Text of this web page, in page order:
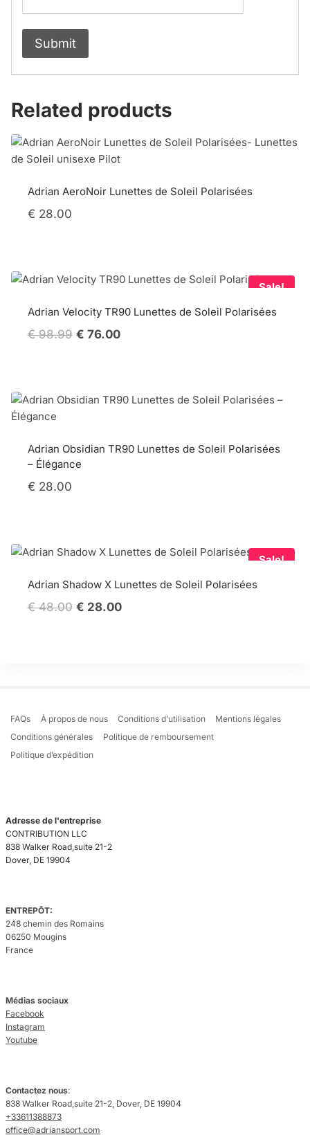
Related products
Adrian AeroNoir Lunettes de Soleil Polarisées
€ 28.00
Sale!
Adrian Velocity TR90 Lunettes de Soleil Polarisées
€98.99 Original
€ 76.00Current
Adrian Obsidian TR90 Lunettes de Soleil Polarisées
– Élégance
€ 28.00
Sale!
Adrian Shadow X Lunettes de Soleil Polarisées
€48.00 Original
€ 28.00Current
FAQs À propos de nous Conditions d’utilisation
Mentions légales
Conditions générales
Politique de remboursement
Politique d’expédition
Adresse de l'entreprise
CONTRIBUTION LLC
838 Walker Road,suite 21-2
Dover, DE 19904
ENTREPÔT:
248 chemin des Romains
06250 Mougins
France
Médias sociaux
Facebook
Instagram
Youtube
Contactez nous:
838 Walker Road,suite 21-2, Dover, DE 19904
+33611388873
office@adriansport.com